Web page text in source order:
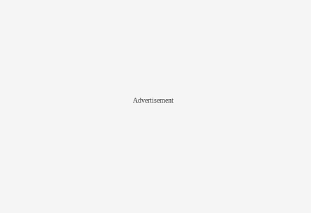
Advertisement